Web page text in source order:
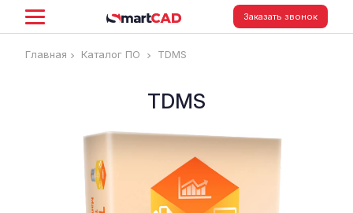
Заказать звонок
Главная Каталог ПО TDMS
TDMS